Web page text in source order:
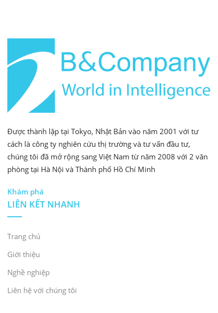
Được thành lập tại Tokyo, Nhật Bản vào năm 2001 với tư
cách là công ty nghiên cứu thị trường và tư vấn đầu tư,
chúng tôi đã mở rộng sang Việt Nam từ năm 2008 với 2 văn
phòng tại Hà Nội và Thành phố Hồ Chí Minh
Khám phá
LIÊN KẾT NHANH
Trang chủ
Giới thiệu
Nghề nghiệp
Liên hệ với chúng tôi